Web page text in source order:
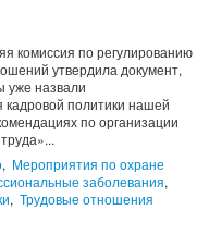
комиссия по регулированию
утвердила документ,
уже назвали
политики нашей
по организации
, Мероприятия по охране
заболевания,
, Трудовые отношения